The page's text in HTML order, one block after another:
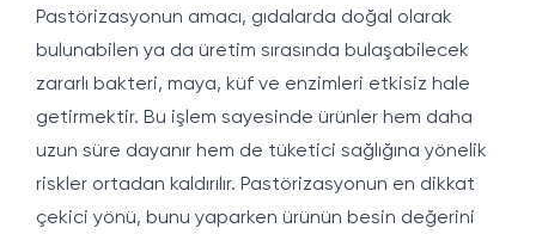
Pastörizasyonun amacı, gıdalarda doğal olarak
bulunabilen ya da üretim sırasında bulaşabilecek
zararlı bakteri, maya, küf ve enzimleri etkisiz hale
getirmektir. Bu işlem sayesinde ürünler hem daha
uzun süre dayanır hem de tüketici sağlığına yönelik
riskler ortadan kaldırılır. Pastörizasyonun en dikkat
çekici yönü, bunu yaparken ürünün besin değerini